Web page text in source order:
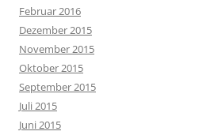
Februar 2016
Dezember 2015
November 2015
Oktober 2015
September 2015
Juli 2015
Juni 2015